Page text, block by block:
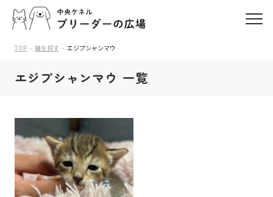
TOP 猫を探す エジプシャンマウ
エジプシャンマウ 一覧